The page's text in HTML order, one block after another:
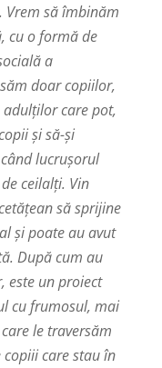
Vrem să îmbinăm
cu o formă de
a
doar copiilor,
care pot,
și să-și
lucrușorul
ceilalți. Vin
să sprijine
și poate au avut
După cum au
este un proiect
cu frumosul, mai
le traversăm
care stau în